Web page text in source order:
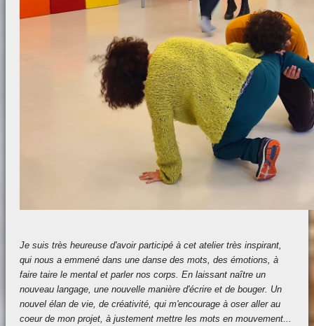
Je suis très heureuse d'avoir participé à cet atelier très inspirant,
qui nous a emmené dans une danse des mots, des émotions, à
faire taire le mental et parler nos corps. En laissant naître un
nouveau langage, une nouvelle manière d'écrire et de bouger. Un
nouvel élan de vie, de créativité, qui m'encourage à oser aller au
coeur de mon projet, à justement mettre les mots en mouvement...